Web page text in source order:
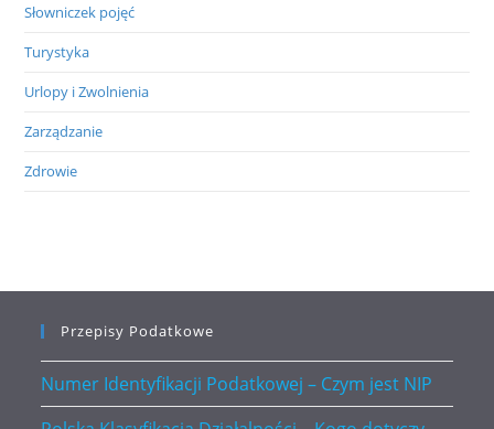
Słowniczek pojęć
Turystyka
Urlopy i Zwolnienia
Zarządzanie
Zdrowie
Przepisy Podatkowe
Numer Identyfikacji Podatkowej – Czym jest NIP